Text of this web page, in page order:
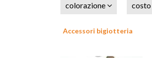
colorazione costo
Accessori bigiotteria